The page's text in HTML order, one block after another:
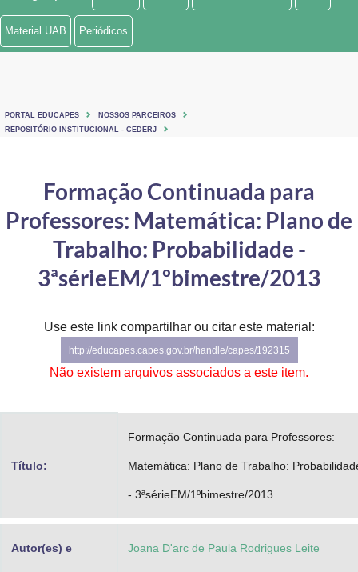
Ministério de Minas e Energia
Ministério do Turismo
Controladoria-Geral da União
Secretaria-Geral
Gabinete de Segurança Institucional
Advocacia-Geral da União
Material UAB Periódicos
PORTAL EDUCAPES
NOSSOS PARCEIROS
REPOSITÓRIO INSTITUCIONAL - CEDERJ
Formação Continuada para
Professores: Matemática: Plano de
Trabalho: Probabilidade -
3ªsérieEM/1ºbimestre/2013
Use este link compartilhar ou citar este material:
http://educapes.capes.gov.br/handle/capes/192315
Não existem arquivos associados a este item.
Título:
Formação Continuada para Professores:
Matemática: Plano de Trabalho:
- 3ªsérieEM/1ºbimestre/2013
Autor(es) e Joana D'arc de Paula Rodrigues Leite